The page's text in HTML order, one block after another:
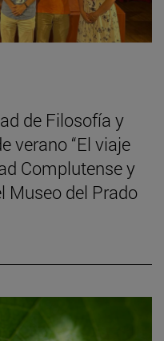
de Filosofía y
verano “El viaje
Complutense y
Museo del Prado